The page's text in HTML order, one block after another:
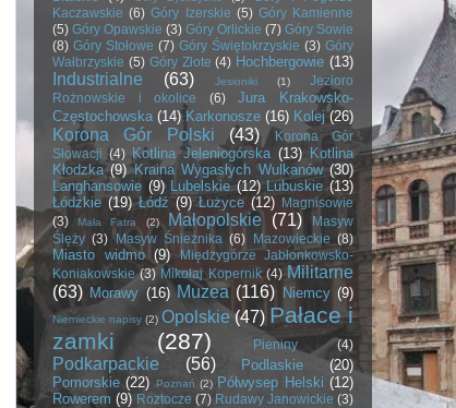
Kaczawskie (6) Góry Izerskie (5) Góry Kamienne
(5) Góry Opawskie (3) Góry Orlickie (7) Góry Sowie
(8) Góry Stołowe (7) Góry Świętokrzyskie (3) Góry
Wałbrzyskie (5) Góry Złote (4) Hochbergowie (13)
Industrialne (63) Jesioniki (1)
Jezioro
Rożnowskie i okolice
(6)
Jura Krakowsko-
Częstochowska (14) Karkonosze (16) Kolej (26)
Korona Gór Polski (43)
Korona Gór
Słowacji (4) Kotlina Jeleniogórska (13) Kotlina
Kłodzka (9) Kraina Wygasłych Wulkanów (30)
Langhansowie (9) Lubelskie (12) Lubuskie (13)
Łódzkie (19) Łódź (9) Łużyce (12) Magnisowie
(3)
Mała Fatra (2) Małopolskie (71)
Masyw
Ślęży (3) Masyw Śnieżnika (6) Mazowieckie (8)
Miasto widmo (9)
Międzygórze Jabłonkowsko-
Koniakowskie (3) Mikołaj Kopernik (4) Militarne
(63) Morawy (16) Muzea (116) Niemcy (9)
Niemieckie napisy (2) Opolskie (47) Pałace i
zamki
(287) Pieniny (4)
Podkarpackie (56) Podlaskie
(20)
Pomorskie (22) Poznań (2) Półwysep Helski (12)
Rowerem (9) Roztocze (7) Rudawy Janowickie (3)